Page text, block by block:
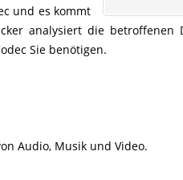
und es kommt
analysiert die betroffenen
Sie benötigen.
Audio, Musik und Video.